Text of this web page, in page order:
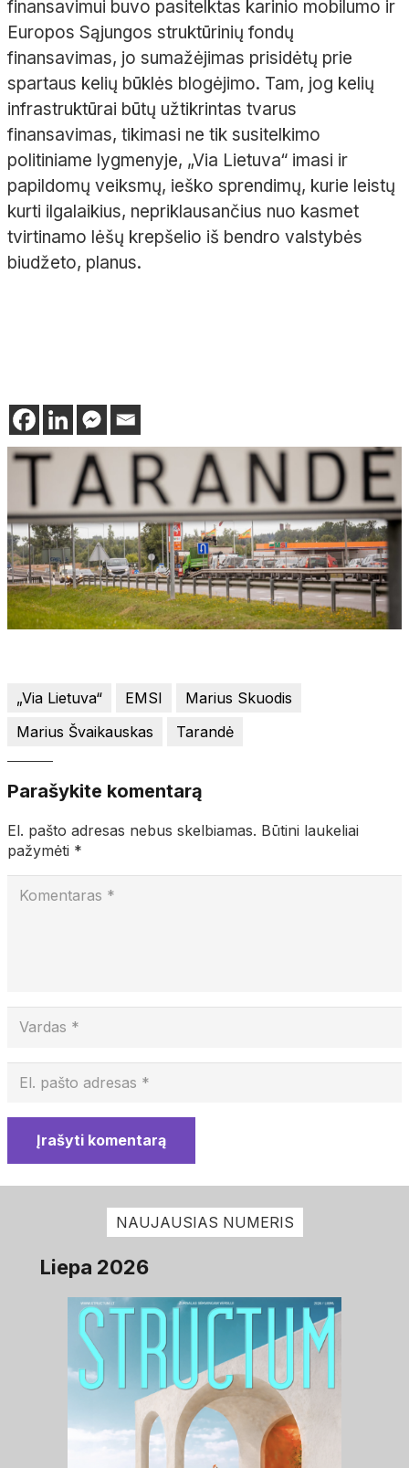
finansavimui buvo pasitelktas karinio mobilumo ir
Europos Sąjungos struktūrinių fondų
finansavimas, jo sumažėjimas prisidėtų prie
spartaus kelių būklės blogėjimo. Tam, jog kelių
infrastruktūrai būtų užtikrintas tvarus
finansavimas, tikimasi ne tik susitelkimo
politiniame lygmenyje, „Via Lietuva“ imasi ir
papildomų veiksmų, ieško sprendimų, kurie leistų
kurti ilgalaikius, nepriklausančius nuo kasmet
tvirtinamo lėšų krepšelio iš bendro valstybės
biudžeto, planus.
„Via Lietuva“ EMSI
Marius Skuodis
Marius Švaikauskas
Tarandė
Parašykite komentarą
El. pašto adresas nebus skelbiamas. Būtini laukeliai
pažymėti *
Įrašyti komentarą
NAUJAUSIAS NUMERIS
Liepa 2026